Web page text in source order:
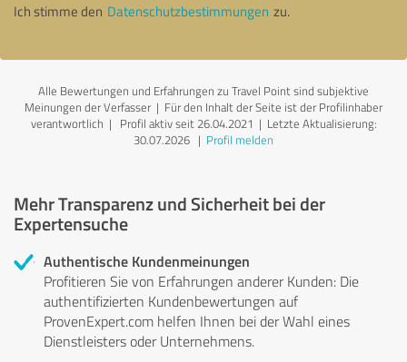
Ich stimme den Datenschutzbestimmungen zu.
Alle Bewertungen und Erfahrungen zu Travel Point sind subjektive
Meinungen der Verfasser | Für den Inhalt der Seite ist der Profilinhaber
verantwortlich | Profil aktiv seit 26.04.2021 | Letzte Aktualisierung:
30.07.2026 | Profil melden
Mehr Transparenz und Sicherheit bei der
Expertensuche
Authentische Kundenmeinungen
Profitieren Sie von Erfahrungen anderer Kunden: Die
authentifizierten Kundenbewertungen auf
ProvenExpert.com helfen Ihnen bei der Wahl eines
Dienstleisters oder Unternehmens.